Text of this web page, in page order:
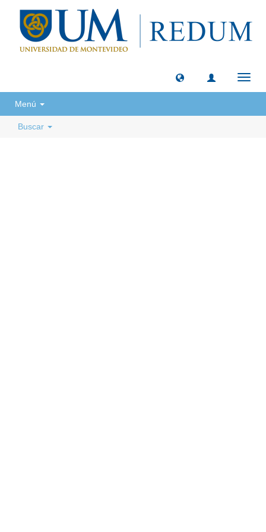
Menú
Buscar